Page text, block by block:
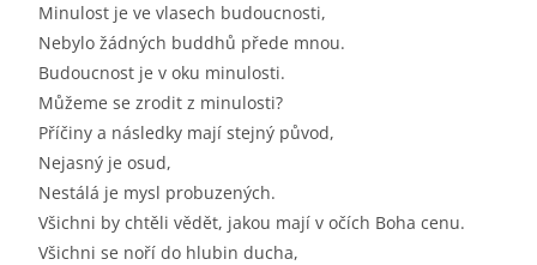
Minulost je ve vlasech budoucnosti,
Nebylo žádných buddhů přede mnou.
Budoucnost je v oku minulosti.
Můžeme se zrodit z minulosti?
Příčiny a následky mají stejný původ,
Nejasný je osud,
Nestálá je mysl probuzených.
Všichni by chtěli vědět, jakou mají v očích Boha cenu.
Všichni se noří do hlubin ducha,